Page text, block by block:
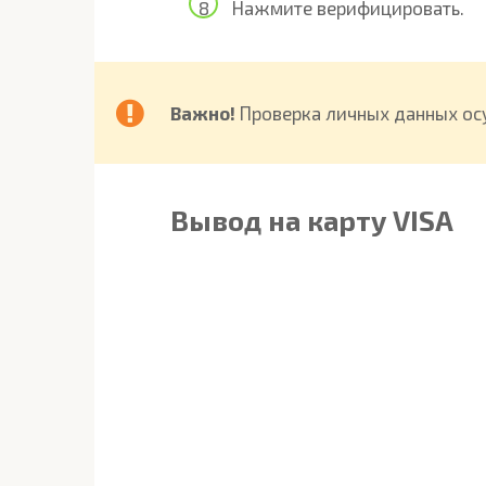
Нажмите верифицировать.
Важно! Проверка личных данных
Вывод на карту VISA